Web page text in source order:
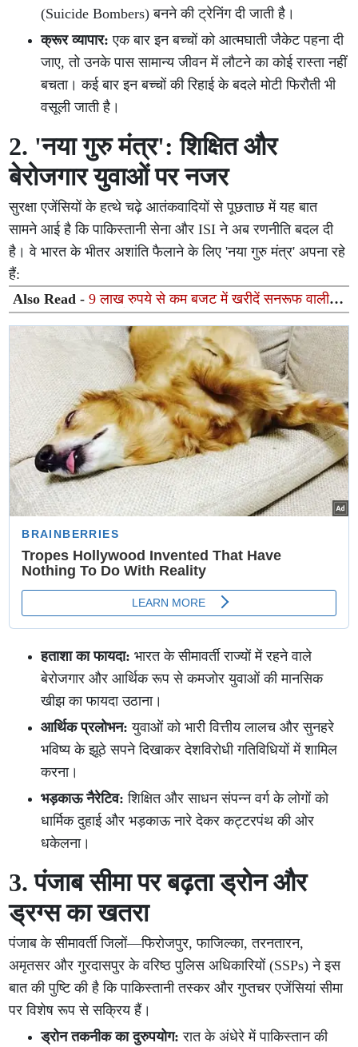
(Suicide Bombers) बनने की ट्रेनिंग दी जाती है।
क्रूर व्यापार: एक बार इन बच्चों को आत्मघाती जैकेट पहना दी
जाए, तो उनके पास सामान्य जीवन में लौटने का कोई रास्ता नहीं
बचता। कई बार इन बच्चों की रिहाई के बदले मोटी फिरौती भी
वसूली जाती है।
2. 'नया गुरु मंत्र': शिक्षित और
बेरोजगार युवाओं पर नजर
सुरक्षा एजेंसियों के हत्थे चढ़े आतंकवादियों से पूछताछ में यह बात
सामने आई है कि पाकिस्तानी सेना और ISI ने अब रणनीति बदल दी
है। वे भारत के भीतर अशांति फैलाने के लिए 'नया गुरु मंत्र' अपना रहे
हैं:
Also Read -9 लाख रुपये से कम बजट में खरीदें सनरूफ वाली ये
3 शानदार कारें, फीचर्स भी हैं दमदार
हताशा का फायदा: भारत के सीमावर्ती राज्यों में रहने वाले
बेरोजगार और आर्थिक रूप से कमजोर युवाओं की मानसिक
खीझ का फायदा उठाना।
आर्थिक प्रलोभन: युवाओं को भारी वित्तीय लालच और सुनहरे
भविष्य के झूठे सपने दिखाकर देशविरोधी गतिविधियों में शामिल
करना।
भड़काऊ नैरेटिव: शिक्षित और साधन संपन्न वर्ग के लोगों को
धार्मिक दुहाई और भड़काऊ नारे देकर कट्टरपंथ की ओर
धकेलना।
3. पंजाब सीमा पर बढ़ता ड्रोन और
ड्रग्स का खतरा
पंजाब के सीमावर्ती जिलों—फिरोजपुर, फाजिल्का, तरनतारन,
अमृतसर और गुरदासपुर के वरिष्ठ पुलिस अधिकारियों (SSPs) ने इस
बात की पुष्टि की है कि पाकिस्तानी तस्कर और गुप्तचर एजेंसियां सीमा
पर विशेष रूप से सक्रिय हैं।
ड्रोन तकनीक का दुरुपयोग: रात के अंधेरे में पाकिस्तान की